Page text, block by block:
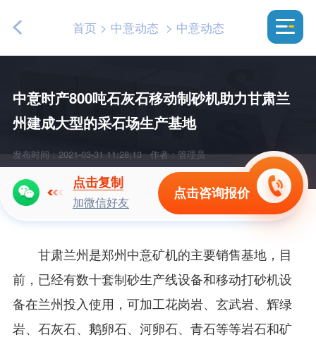
首页> 中意动态 > 中意动态
中意时产800吨石灰石移动制砂机助力甘肃兰
州建成大型的采石场生产基地
发布时间：2021-03-31 11:28:13 作者：管理员
点击复制
加微信好友 点击咨询报价
甘肃兰州是郑州中意矿机的主要销售基地，目
前，已经有数十套制砂生产线设备和移动打砂机设
备在兰州投入使用，可加工花岗岩、玄武岩、辉绿
岩、石灰石、鹅卵石、河卵石、青石等等岩石和矿